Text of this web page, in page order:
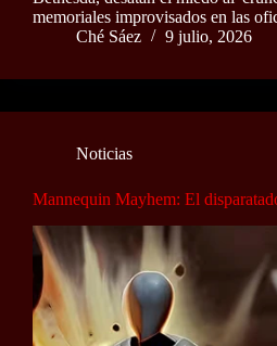
memoriales improvisados en las
Ché Sáez
9 julio, 2026
Noticias
Mannequin Mayhem: El